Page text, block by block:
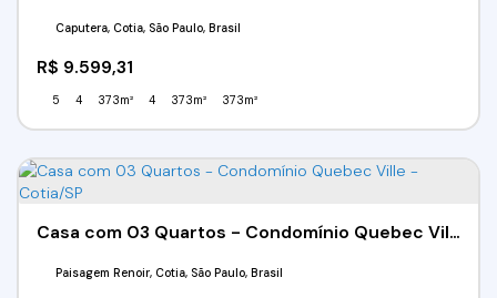
R$ 9.599,31
Caputera, Cotia, São Paulo, Brasil
5 4 373m² 4 373m² 373m²
Casa com 03 Quartos - Condomínio Quebec Ville - Cotia/SP
Paisagem Renoir, Cotia, São Paulo, Brasil